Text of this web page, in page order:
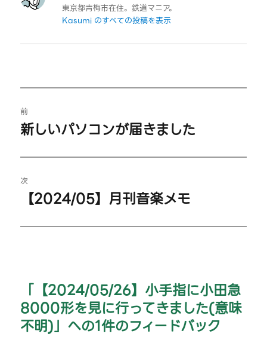
東京都青梅市在住。鉄道マニア。
Kasumi のすべての投稿を表示
稿
ビ
ゲ
ー
ン
前
過
の
投
稿:
新しいパソコンが届きました
次
投
【2024/05】月刊音楽メモ
「【2024/05/26】小手指に小田急
8000形を見に行ってきました(意味
不明)」への1件のフィードバック